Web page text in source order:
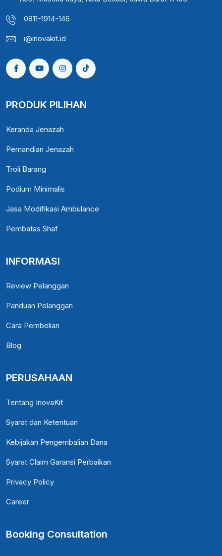
0811-1914-146
i@inovakit.id
PRODUK PILIHAN
Keranda Jenazah
Pemandian Jenazah
Troli Barang
Podium Minimalis
Jasa Modifikasi Ambulance
Pembatas Shaf
INFORMASI
Review Pelanggan
Panduan Pelanggan
Cara Pembelian
Blog
PERUSAHAAN
Tentang InovaKit
Syarat dan Ketentuan
Kebijakan Pengembalian Dana
Syarat Claim Garansi Perbaikan
Privacy Policy
Career
Booking Consultation